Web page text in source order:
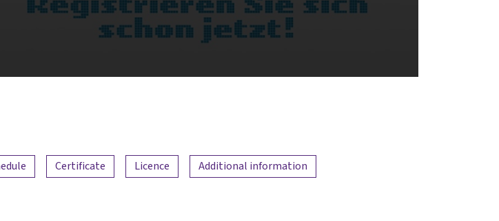
Certificate Licence
Additional information